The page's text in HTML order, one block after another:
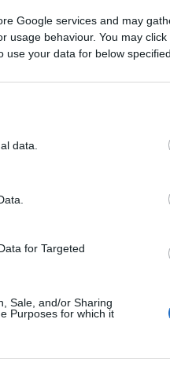
Google services and may
usage behaviour. You may
your data for below
data.
for Targeted
Sale, and/or Sharing
Purposes for which it